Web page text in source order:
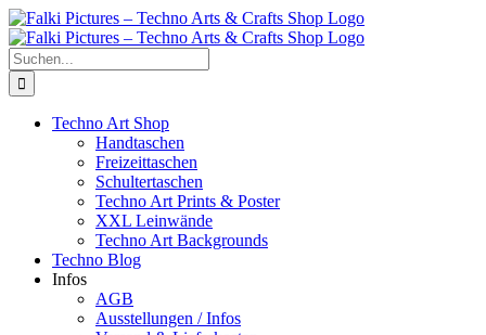
Zum
Inhalt
springen
Suche
nach:
Techno Art Shop
Handtaschen
Freizeittaschen
Schultertaschen
Techno Art Prints & Poster
XXL Leinwände
Techno Art Backgrounds
Techno Blog
Infos
AGB
Ausstellungen / Infos